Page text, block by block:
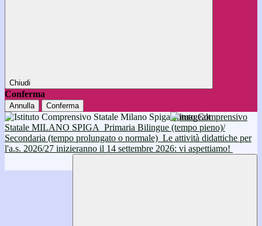
Chiudi
Conferma
Annulla Conferma
Istituto Comprensivo
Statale MILANO SPIGA Primaria Bilingue (tempo pieno)/
Secondaria (tempo prolungato o normale) Le attività didattiche per
l'a.s. 2026/27 inizieranno il 14 settembre 2026: vi aspettiamo!